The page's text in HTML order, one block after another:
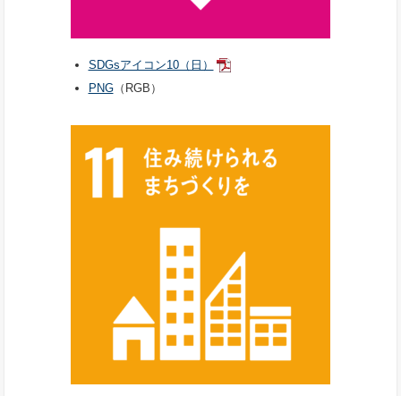
SDGsアイコン10（日）
PNG（RGB）